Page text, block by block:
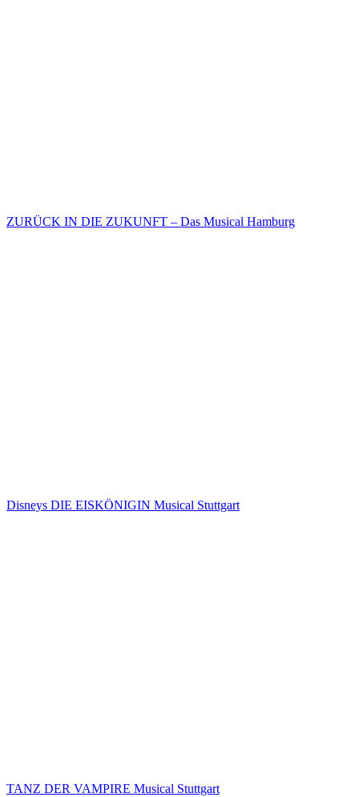
ZURÜCK IN DIE ZUKUNFT – Das Musical Hamburg
Disneys DIE EISKÖNIGIN Musical Stuttgart
TANZ DER VAMPIRE Musical Stuttgart